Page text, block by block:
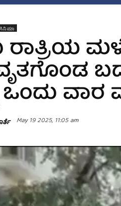
ಸಿನಿಮಾ
ರಾತ್ರಿಯ
ಒಂದು ವಾರ
May 19 2025, 11:05 am